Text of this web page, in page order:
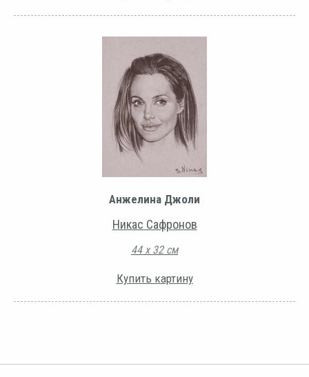
Анжелина Джоли
Никас Сафронов
44 х 32 см
Купить картину